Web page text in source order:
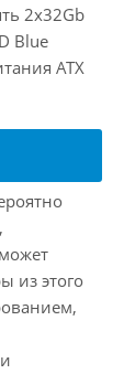
2x32Gb
Blue
ATX
из этого